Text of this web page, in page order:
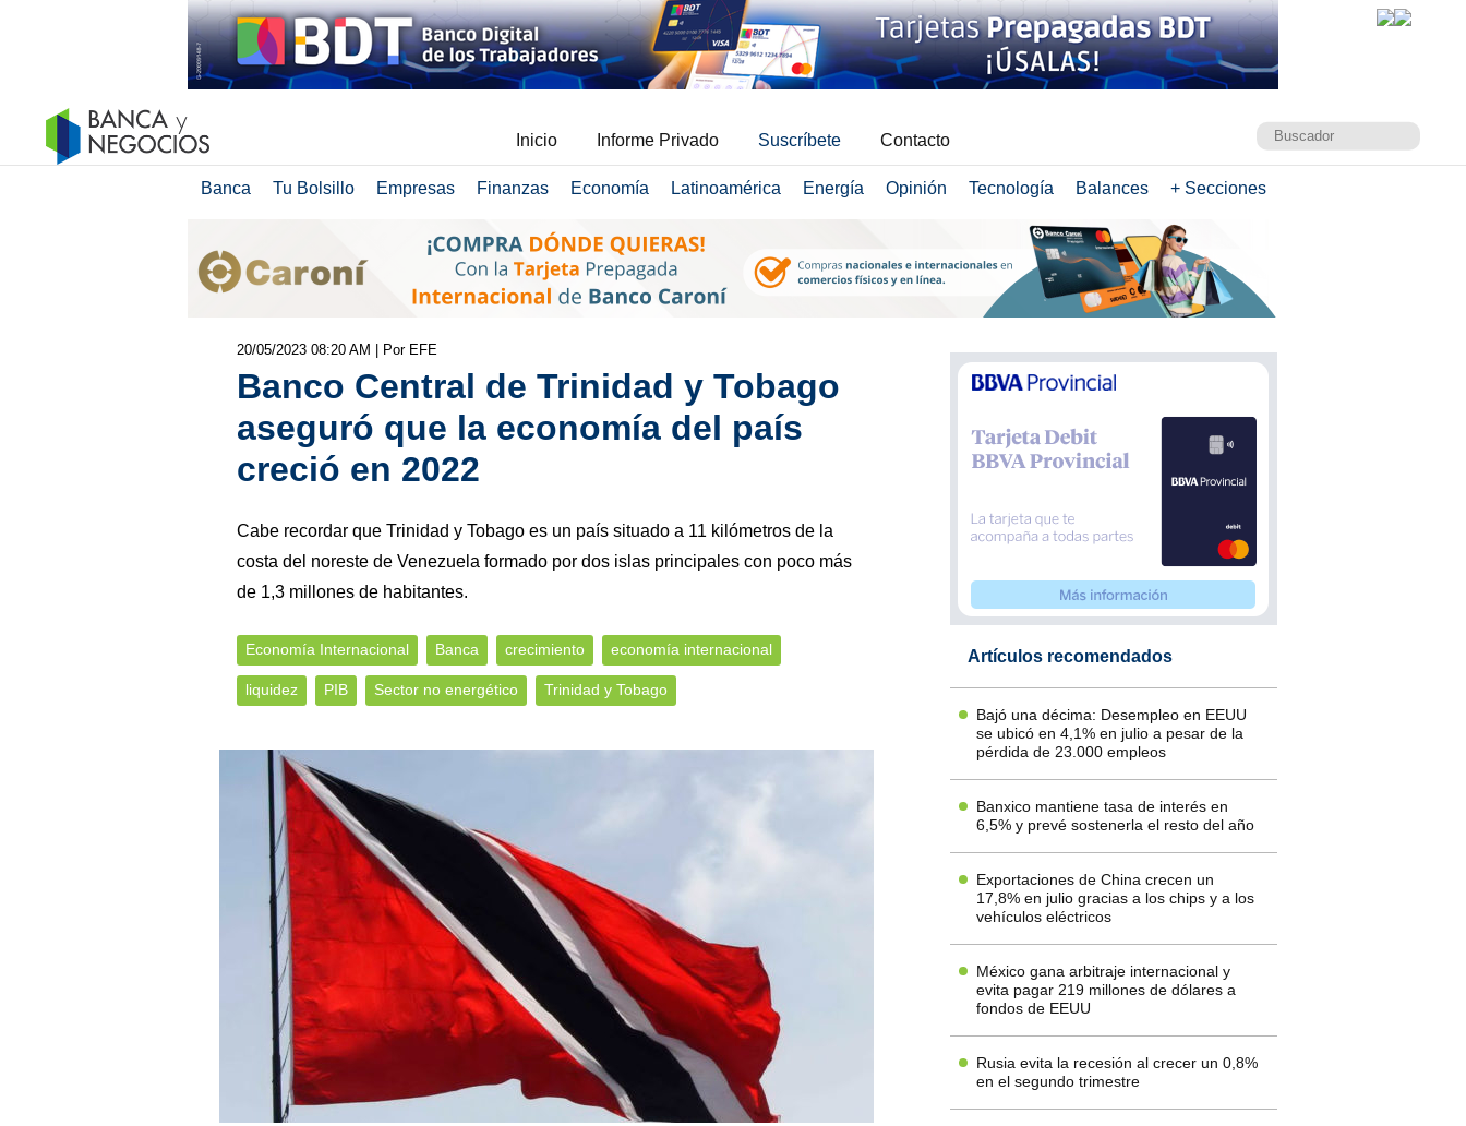
Inicio Informe Privado Suscríbete Contacto
Banca Tu Bolsillo Empresas Finanzas Economía Latinoamérica Energía Opinión Tecnología Balances + Secciones
20/05/2023 08:20 AM | Por EFE
Banco Central de Trinidad y Tobago
aseguró que la economía del país
creció en 2022
Cabe recordar que Trinidad y Tobago es un país situado a 11 kilómetros de la
costa del noreste de Venezuela formado por dos islas principales con poco más
de 1,3 millones de habitantes.
Economía Internacional Banca crecimiento economía internacional
liquidez PIB Sector no energético Trinidad y Tobago
Artículos recomendados
Bajó una décima: Desempleo en EEUU
se ubicó en 4,1% en julio a pesar de la
pérdida de 23.000 empleos
Banxico mantiene tasa de interés en
6,5% y prevé sostenerla el resto del año
Exportaciones de China crecen un
17,8% en julio gracias a los chips y a los
vehículos eléctricos
México gana arbitraje internacional y
evita pagar 219 millones de dólares a
fondos de EEUU
Rusia evita la recesión al crecer un 0,8%
en el segundo trimestre